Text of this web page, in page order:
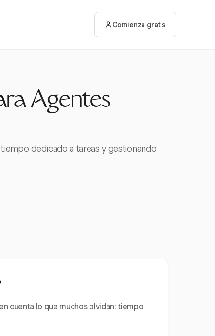
Comienza gratis
Agentes
dedicado a tareas y gestionando
cuenta lo que muchos olvidan: tiempo